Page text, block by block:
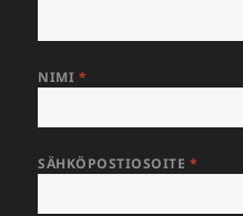
NIMI *
SÄHKÖPOSTIOSOITE *